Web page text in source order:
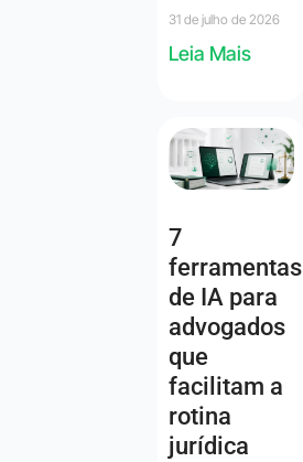
31 de julho de 2026
Leia Mais
7
ferramentas
de IA para
advogados
que
facilitam a
rotina
jurídica